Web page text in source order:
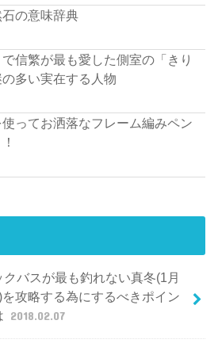
の意味辞典
信繁が最も愛した側室の「きり
の多い実在する人物
ってお洒落なフレーム編みペン
クバスが最も釣れない真冬(1月
を攻略する為にするべきポイン
2018.02.07